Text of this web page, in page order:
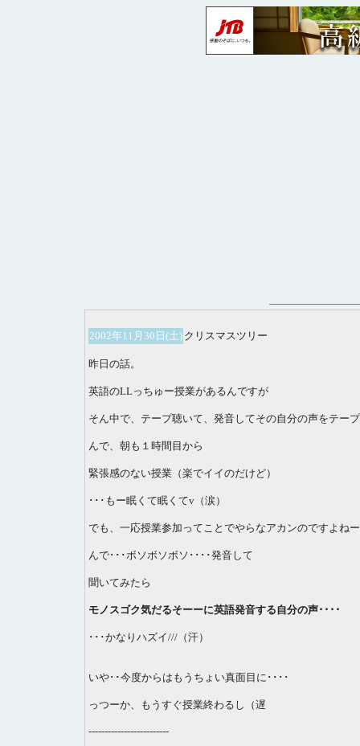
2002年11月30日(土) クリスマスツリー
昨日の話。
英語のLLっちゅー授業があるんですが
そん中で、テープ聴いて、発音してその自分の声をテー
んで、朝も１時間目から
緊張感のない授業（楽でイイのだけど）
･･･もー眠くて眠くてv（涙）
でも、一応授業参加ってことでやらなアカンのですよねー
んで･･･ボソボソボソ････発音して
聞いてみたら
モノスゴク気だるそーーに英語発音する自分の声････
･･･かなりハズイ///（汗）
いや･･今度からはもうちょい真面目に････
っつーか、もうすぐ授業終わるし（遅
-------------------------